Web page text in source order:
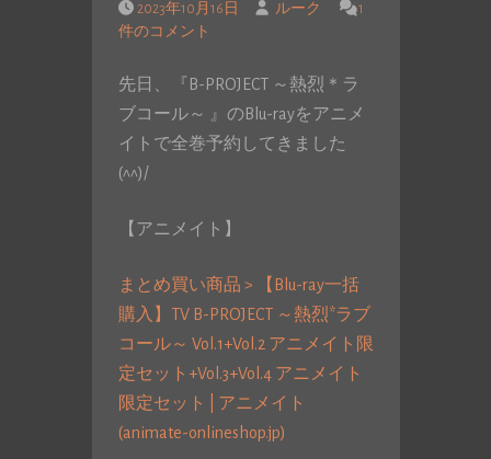
2023年10月16日 ルーク
1
件のコメント
先日、『B-PROJECT ～熱烈＊ラ
ブコール～ 』のBlu-rayをアニメ
イトで全巻予約してきました
(^^)/
【アニメイト】
まとめ買い商品 > 【Blu-ray一括
購入】TV B-PROJECT ～熱烈*ラブ
コール～ Vol.1+Vol.2 アニメイト限
定セット+Vol.3+Vol.4 アニメイト
限定セット | アニメイト
(animate-onlineshop.jp)